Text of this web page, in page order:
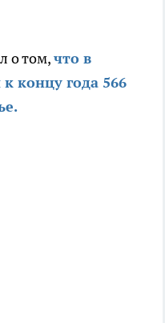
о том,что в
концу года 566